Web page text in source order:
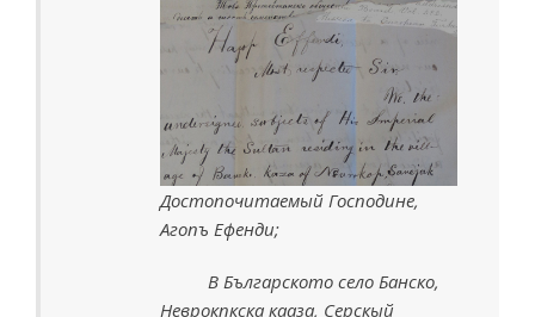
Достопочитаемый Господине,
Агопъ Ефенди;
В Българското село Банско,
Неврокпкска кааза, Серскый